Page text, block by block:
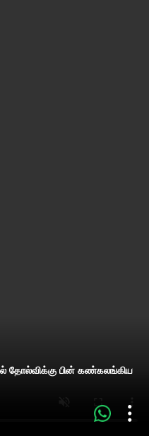
தோல்விக்கு பின் கண்கலங்கிய